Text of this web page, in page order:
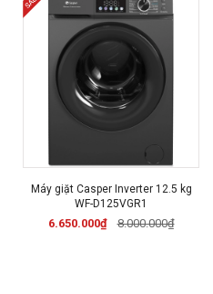
Máy giặt Casper Inverter 12.5 kg
WF-D125VGR1
6.650.000₫ 8.000.000₫